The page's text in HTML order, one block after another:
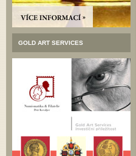
GOLD ART SERVICES